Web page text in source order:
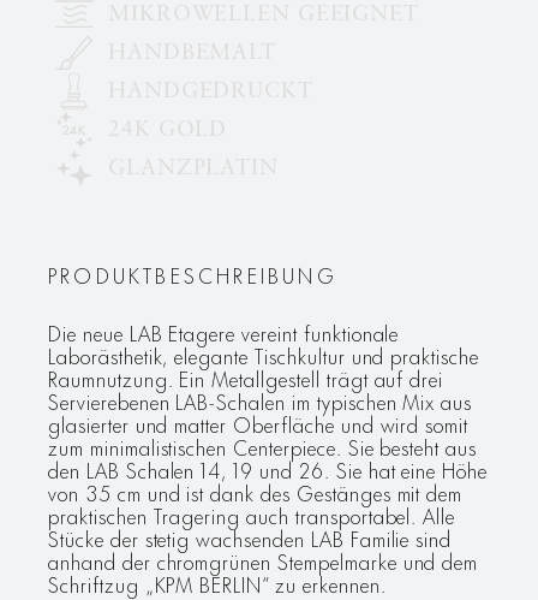
PRODUKTBESCHREIBUNG
Die neue LAB Etagere vereint funktionale
Laborästhetik, elegante Tischkultur und praktische
Raumnutzung. Ein Metallgestell trägt auf drei
Servierebenen LAB-Schalen im typischen Mix aus
glasierter und matter Oberfläche und wird somit
zum minimalistischen Centerpiece. Sie besteht aus
den LAB Schalen 14, 19 und 26. Sie hat eine Höhe
von 35 cm und ist dank des Gestänges mit dem
praktischen Tragering auch transportabel. Alle
Stücke der stetig wachsenden LAB Familie sind
anhand der chromgrünen Stempelmarke und dem
Schriftzug „KPM BERLIN“ zu erkennen.